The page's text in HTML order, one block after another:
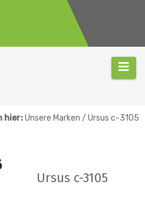
hier:Unsere Marken / Ursus c-3105
Ursus c-3105